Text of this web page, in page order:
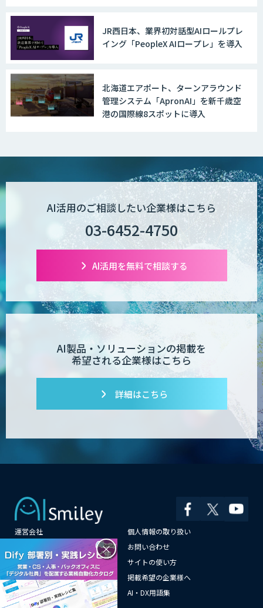
JR西日本、業界初対話型AIロールプレ
イング「PeopleX AIロープレ」を導入
北海道エアポート、ターンアラウンド
管理システム「ApronAI」を新千歳空
港の国際線8スポットに導入
AI活用のご相談したい企業様はこちら
03-6452-4750
AI活用を無料で相談する
AI製品・ソリューションの掲載を
希望される企業様はこちら
詳細はこちら
運営会社
個人情報の取り扱い
お問い合わせ
メールマガジン登録
サイトの使い方
情報提供はこちらから
掲載希望の企業様へ
AI企業一覧
AI・DX用語集
×